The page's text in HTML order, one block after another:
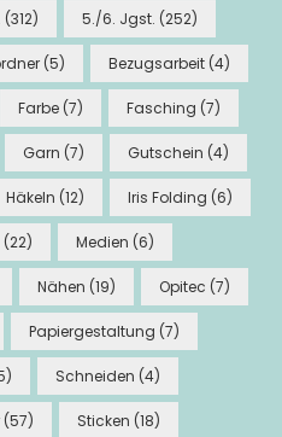
(312) 5./6. Jgst. (252)
(5) Bezugsarbeit (4)
Farbe (7) Fasching (7)
Garn (7) Gutschein (4)
Häkeln (12) Iris Folding (6)
(22) Medien (6)
Nähen (19) Opitec (7)
Papiergestaltung (7)
Schneiden (4)
(57) Sticken (18)